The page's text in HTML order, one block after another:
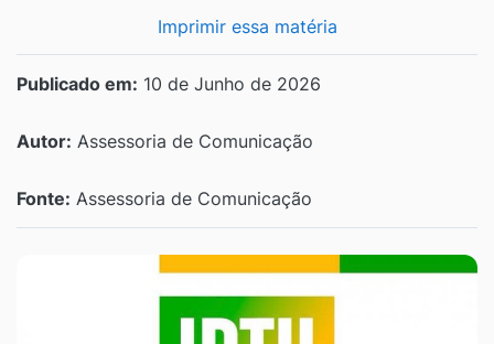
Imprimir essa matéria
Publicado em: 10 de Junho de 2026
Autor: Assessoria de Comunicação
Fonte: Assessoria de Comunicação